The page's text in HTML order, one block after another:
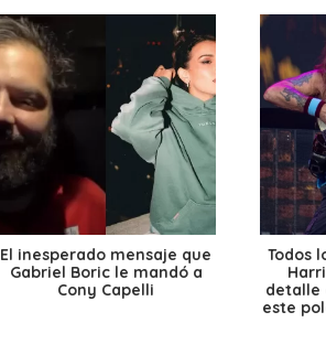
El inesperado mensaje que
Gabriel Boric le mandó a
Cony Capelli
Todos
detalle
este